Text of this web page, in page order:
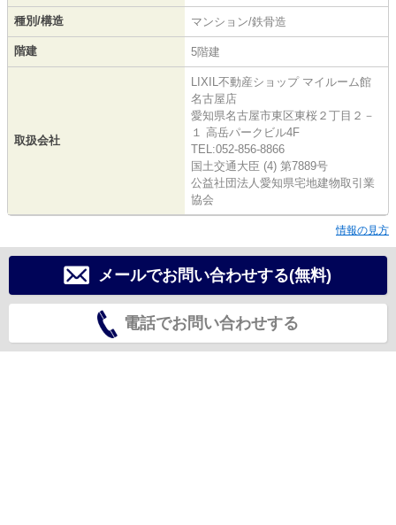
種別/構造 マンション/鉄骨造
階建 5階建
取扱会社
LIXIL不動産ショップ マイルーム館
名古屋店
愛知県名古屋市東区東桜２丁目２－
１ 高岳パークビル4F
TEL:052-856-8866
国土交通大臣 (4) 第7889号
公益社団法人愛知県宅地建物取引業
協会
情報の見方
メールでお問い合わせする(無料)
電話でお問い合わせする